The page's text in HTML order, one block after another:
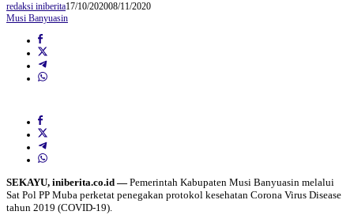
redaksi iniberita17/10/202008/11/2020
Musi Banyuasin
SEKAYU, iniberita.co.id — Pemerintah Kabupaten Musi Banyuasin melalui
Sat Pol PP Muba perketat penegakan protokol kesehatan Corona Virus Disease
tahun 2019 (COVID-19).